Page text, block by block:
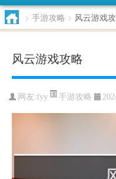
> 手游攻略 > 风云游戏
风云游戏攻略
网友:fyy 手游攻略